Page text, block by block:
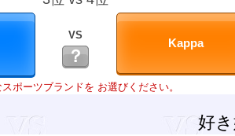
VS
？
ポーツブランドを お選びください。
好